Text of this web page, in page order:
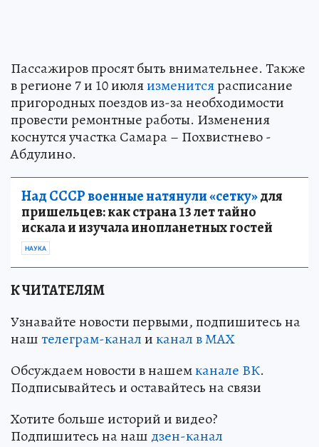
Пассажиров просят быть внимательнее. Также
в регионе 7 и 10 июляизменитсярасписание
пригородных поездов из-за необходимости
провести ремонтные работы. Изменения
коснутся участка Самара – Похвистнево -
Абдулино.
Над СССР военные натянули «сетку»для
пришельцев: как страна 13 лет тайно
искала и изучала инопланетных гостей
НАУКА
К ЧИТАТЕЛЯМ
Узнавайте новости первыми, подпишитесь на
наштелеграм-каналиканал в МАХ
Обсуждаем новости в нашемканале ВК.
Подписывайтесь и оставайтесь на связи
Хотите больше историй и видео?
Подпишитесь на наш дзен-канал